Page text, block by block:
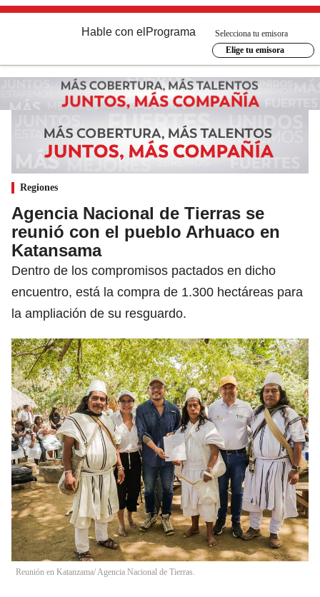
Hable con el Programa
Selecciona tu emisora
Elige tu emisora
Regiones
Agencia Nacional de Tierras se
reunió con el pueblo Arhuaco en
Katansama
Dentro de los compromisos pactados en dicho
encuentro, está la compra de 1.300 hectáreas para
la ampliación de su resguardo.
Reunión en Katanzama/ Agencia Nacional de Tierras.